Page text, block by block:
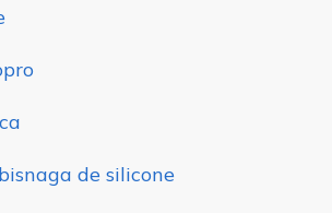
de silicone